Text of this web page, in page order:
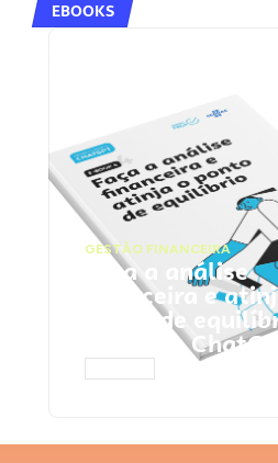
EBOOKS
GESTÃO FINANCEIRA
Faça a análise
financeira e
ponto de
Prompts ChatGPT